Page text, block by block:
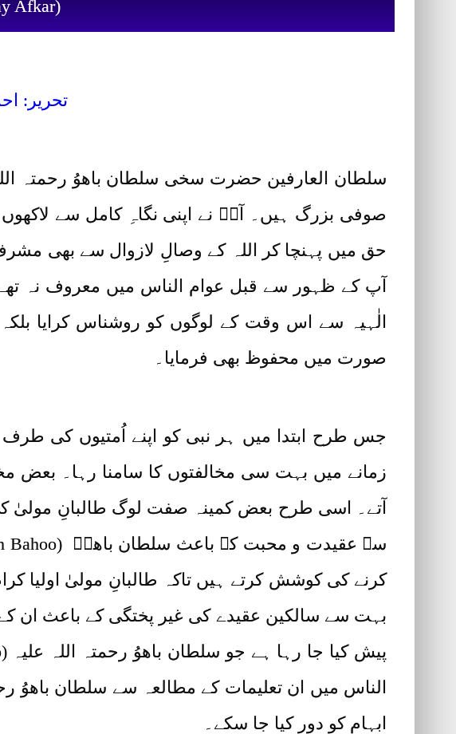
(Hazrat Sultan Bahoo kay Afkar)
تحریر:
صوفی بزرگ ہیں۔ آپؒ نے اپنی نگاہِ کامل سے
حق میں پہنچا کر اللہ کے وصالِ لازوال سے بھی
آپ کے ظہور سے قبل عوام الناس میں معروف نہ
الٰہیہ سے اس وقت کے لوگوں کو روشناس کرایا بلکہ
صورت میں محفوظ بھی فرمایا۔
جس طرح ابتدا میں ہر نبی کو اپنے اُمتیوں کی طرف
زمانے میں بہت سی مخالفتوں کا سامنا رہا۔ بعض
کرنے کی کوشش کرتے ہیں تاکہ طالبانِ مولیٰ اولیا
بہت سے سالکین عقیدے کی غیر پختگی کے باعث ان
ابہام کو دور کیا جا سکے۔